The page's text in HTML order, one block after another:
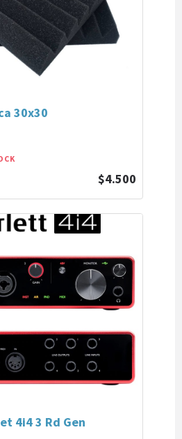
30x30
$4.500
4i4 3 Rd Gen